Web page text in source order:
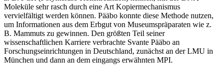
Moleküle sehr rasch durch eine Art Kopiermechanismus
vervielfältigt werden können. Pääbo konnte diese Methode nutzen,
um Informationen aus dem Erbgut von Museumspräparaten wie z.
B. Mammuts zu gewinnen. Den größten Teil seiner
wissenschaftlichen Karriere verbrachte Svante Pääbo an
Forschungseinrichtungen in Deutschland, zunächst an der LMU in
München und dann an dem eingangs erwähnten MPI.